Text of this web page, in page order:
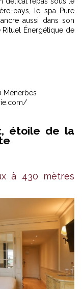
pays, le spa Pure
aussi dans son
Énergétique de
Ménerbes
étoile de la
à 430 mètres